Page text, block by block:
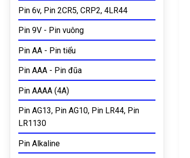
Pin 6v, Pin 2CR5, CRP2, 4LR44
Pin 9V - Pin vuông
Pin AA - Pin tiểu
Pin AAA - Pin đũa
Pin AAAA (4A)
Pin AG13, Pin AG10, Pin LR44, Pin
LR1130
Pin Alkaline